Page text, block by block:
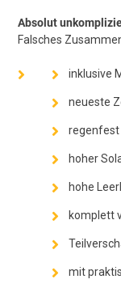
Absolut
Falsches
inklusive
neueste
regenfest
hoher
hohe
komplett
mit